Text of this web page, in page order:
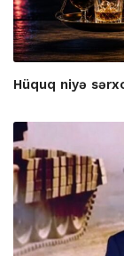
Hüquq niyə